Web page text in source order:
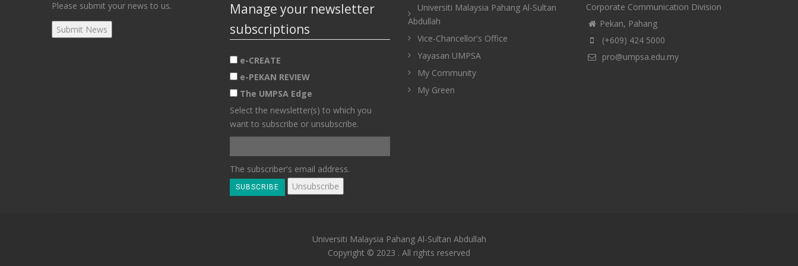
Please submit your news to us.
Manage your newsletter
subscriptions
e-CREATE
e-PEKAN REVIEW
The UMPSA Edge
Select the newsletter(s) to which you
want to subscribe or unsubscribe.
The subscriber's email address.
Universiti Malaysia Pahang Al-Sultan
Abdullah
Vice-Chancellor's Office
Yayasan UMPSA
My Community
My Green
Corporate Communication Division
Pekan, Pahang
(+609) 424 5000
pro@umpsa.edu.my
Universiti Malaysia Pahang Al-Sultan Abdullah
Copyright © 2023 . All rights reserved